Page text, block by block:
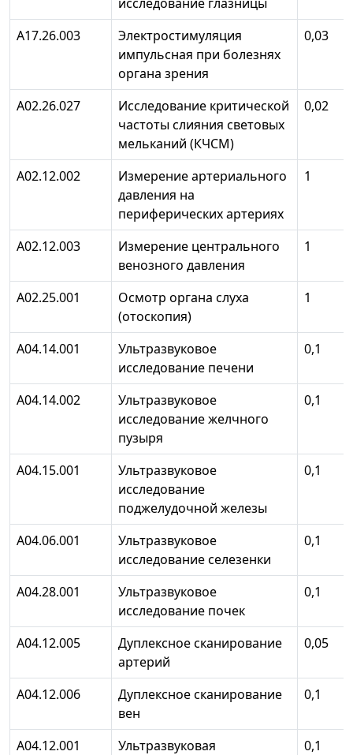
А17.26.003
Электростимуляция
импульсная при болезнях
органа зрения
0,03
А02.26.027
Исследование критической
частоты слияния световых
мельканий (КЧСМ)
0,02
А02.12.002
Измерение артериального
давления на
периферических артериях
1
А02.12.003
Измерение центрального
венозного давления
1
А02.25.001
Осмотр органа слуха
(отоскопия)
1
А04.14.001
Ультразвуковое
исследование печени
0,1
А04.14.002
Ультразвуковое
исследование желчного
пузыря
0,1
А04.15.001
Ультразвуковое
исследование
поджелудочной железы
0,1
А04.06.001
Ультразвуковое
исследование селезенки
0,1
А04.28.001
Ультразвуковое
исследование почек
0,1
А04.12.005
Дуплексное сканирование
артерий
0,05
А04.12.006
Дуплексное сканирование
вен
0,1
А04.12.001
Ультразвуковая
0,1